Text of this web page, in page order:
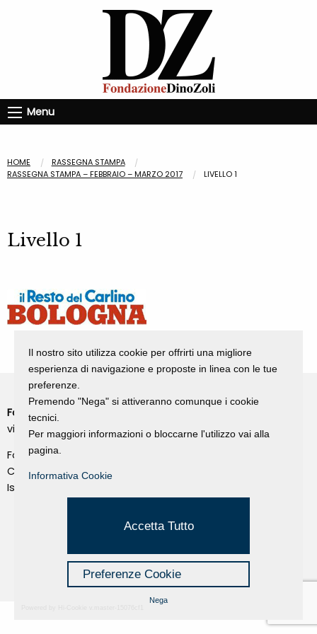
Menu
HOME
RASSEGNA STAMPA
RASSEGNA STAMPA – FEBBRAIO – MARZO 2017
LIVELLO 1
Livello 1
Fondazione Dino Zoli
viale Bologna 288, Forlì
Fondo dot. euro 285.000 i.v.
CF e P.IVA 03692820404
Isc.Reg Per.Giu. n. 10404
Privacy Policy
Il nostro sito utilizza cookie per offrirti una migliore
esperienza di navigazione e proposte in linea con le tue
preferenze.
Premendo "Nega" si attiveranno comunque i cookie
tecnici.
Per maggiori informazioni o bloccarne l'utilizzo vai alla
pagina.
Informativa Cookie
Accetta Tutto
Preferenze Cookie
Nega